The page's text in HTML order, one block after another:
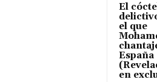
El
el que
España
en